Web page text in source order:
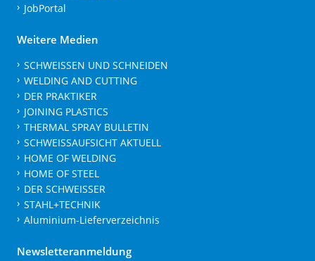
JobPortal
Weitere Medien
SCHWEISSEN UND SCHNEIDEN
WELDING AND CUTTING
DER PRAKTIKER
JOINING PLASTICS
THERMAL SPRAY BULLETIN
SCHWEISSAUFSICHT AKTUELL
HOME OF WELDING
HOME OF STEEL
DER SCHWEISSER
STAHL+TECHNIK
Aluminium-Lieferverzeichnis
Newsletteranmeldung